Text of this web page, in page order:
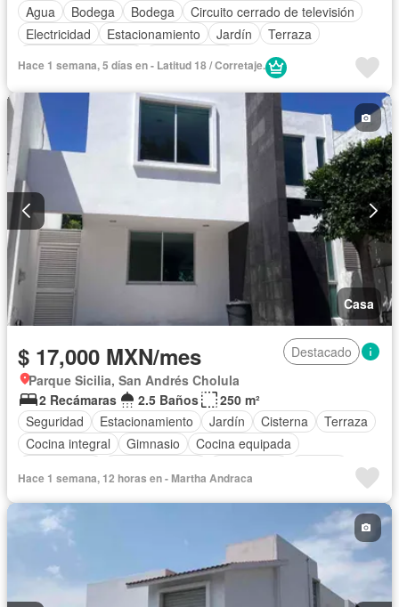
Agua
Bodega Bodega
Circuito cerrado de televisión
Electricidad
Estacionamiento Jardín
Terraza
Hace 1 semana, 5 días en - Latitud 18 / Corretaje.
Casa
$ 17,000 MXN/mes
Destacado
Parque Sicilia, San Andrés Cholula
2 Recámaras
2.5 Baños
250 m²
Seguridad
Estacionamiento Jardín Cisterna
Terraza
Cocina integral
Gimnasio
Cocina equipada
Agua
Cuarto de Limpieza Cancha de tenis
Gas natural
Vista panorámica
Recámara con closet
Permite niños
Hace 1 semana, 12 horas en - Martha Andraca